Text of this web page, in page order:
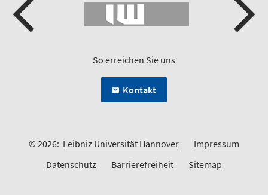
So erreichen Sie uns
Kontakt
© 2026: Leibniz Universität Hannover
Impressum
Datenschutz
Barrierefreiheit Sitemap